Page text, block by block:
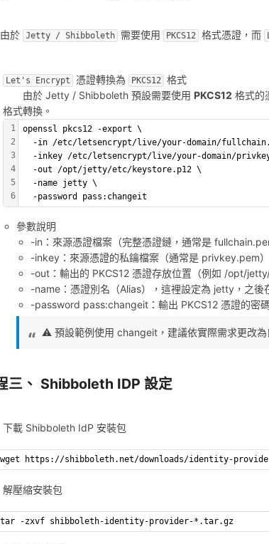
於 Jetty / Shibboleth 需要使用 PKCS12 格式憑證，而
Let's Encrypt 憑證轉換為 PKCS12 格式
由於 Jetty / Shibboleth 預設需要使用 PKCS12 格式的
格式轉換。
1
2
3
4
5
6
openssl pkcs12 -export \
-in /etc/letsencrypt/live/your-domain/
-inkey /etc/letsencrypt/live/your-domain/
  -out /opt/jetty/etc/keystore.p12 \
  -name jetty \
  -password pass:changeit
參數說明
-in：來源憑證檔案（完整憑證鏈，通常是
-inkey：來源憑證的私鑰檔案（通常是 privkey.pem）
-out：輸出的 PKCS12 憑證存放位置（例如 /opt/
-name：憑證別名（Alias），這裡設定為 jetty，之
-password pass:changeit：輸出 PKCS12 憑證的密碼
⚠️ 預設範例使用 changeit，建議依實際需求更改
三、 Shibboleth IDP 設定
下載 Shibboleth IdP 安裝包
wget https://shibboleth.net/downloads/identity-
解壓縮安裝包
tar -zxvf shibboleth-identity-provider-*.tar.gz